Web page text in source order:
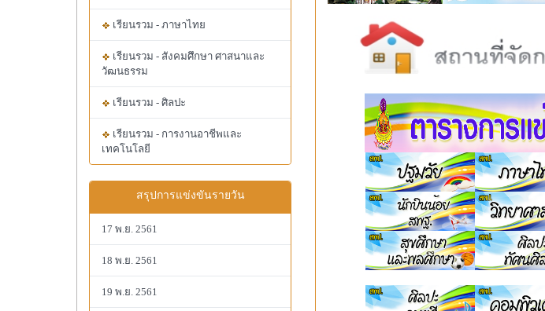
เรียนรวม - ภาษาไทย
เรียนรวม - สังคมศึกษา ศาสนาและ
วัฒนธรรม
เรียนรวม - ศิลปะ
เรียนรวม - การงานอาชีพและ
เทคโนโลยี
สรุปการแข่งขันรายวัน
17 พ.ย. 2561
18 พ.ย. 2561
19 พ.ย. 2561